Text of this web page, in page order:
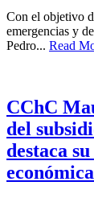
Con el objetivo
emergencias y
Pedro... Read
CChC
del
destaca